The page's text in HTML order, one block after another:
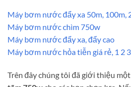
Máy bơm nước đẩy xa 50m, 100m,
Máy bơm nước chìm 750w
Máy bơm nước đẩy xa, đẩy cao
Máy bơm nước hỏa tiễn giá rẻ, 1 2
Trên đây chúng tôi đã giới thiệu